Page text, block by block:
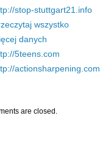
stop-stuttgart21.info
wszystko
danych
5teens.com
actionsharpening.com
are closed.